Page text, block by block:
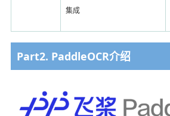
集成
Part2. PaddleOCR介绍